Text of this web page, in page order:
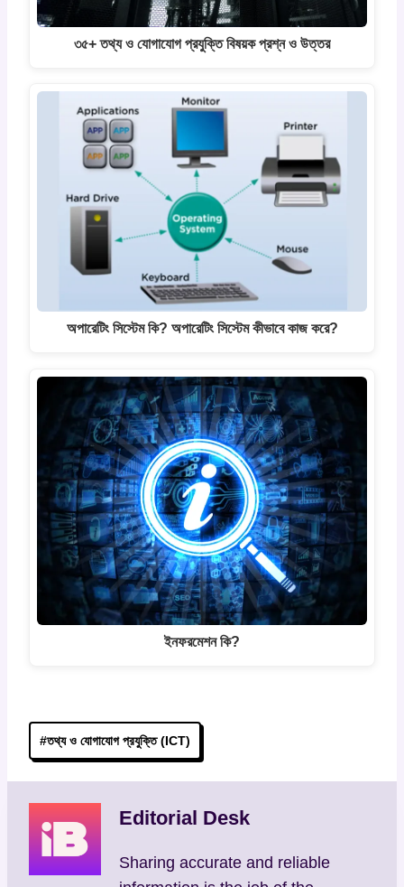
৩৫+ তথ্য ও যোগাযোগ প্রযুক্তি বিষয়ক প্রশ্ন ও উত্তর
অপারেটিং সিস্টেম কি? অপারেটিং সিস্টেম কীভাবে কাজ করে?
ইনফরমেশন কি?
Post
Tags:
#তথ্য ও যোগাযোগ প্রযুক্তি (ICT)
Editorial Desk
Sharing accurate and reliable